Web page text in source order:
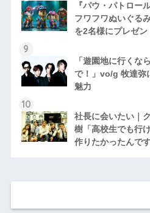
『パウ・パトロー
フワフワぬいぐる
を2名様にプレゼン
「遊園地に行くな
で！」vo/g 牧達
魅力
社長に会いたい｜
樹「高校生でも行
作りたかったんです